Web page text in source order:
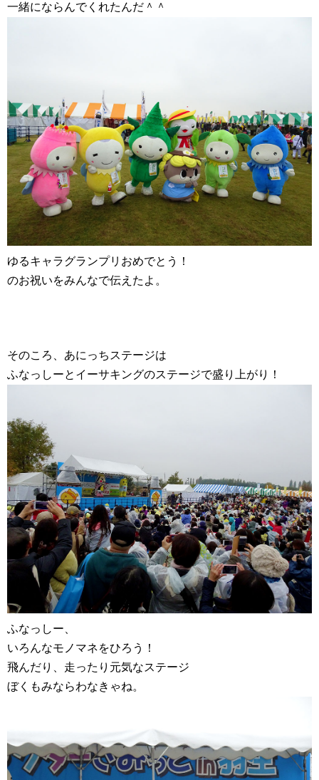
一緒にならんでくれたんだ＾＾
ゆるキャラグランプリおめでとう！
のお祝いをみんなで伝えたよ。
そのころ、あにっちステージは
ふなっしーとイーサキングのステージで盛り上がり！
ふなっしー、
いろんなモノマネをひろう！
飛んだり、走ったり元気なステージ
ぼくもみならわなきゃね。